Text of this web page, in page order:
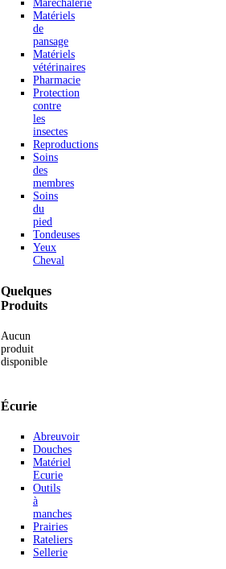
Maréchalerie
Matériels
de
pansage
Matériels
vétérinaires
Pharmacie
Protection
contre
les
insectes
Reproductions
Soins
des
membres
Soins
du
pied
Tondeuses
Yeux
Cheval
Quelques
Produits
Aucun
produit
disponible
Écurie
Abreuvoir
Douches
Matériel
Ecurie
Outils
à
manches
Prairies
Rateliers
Sellerie